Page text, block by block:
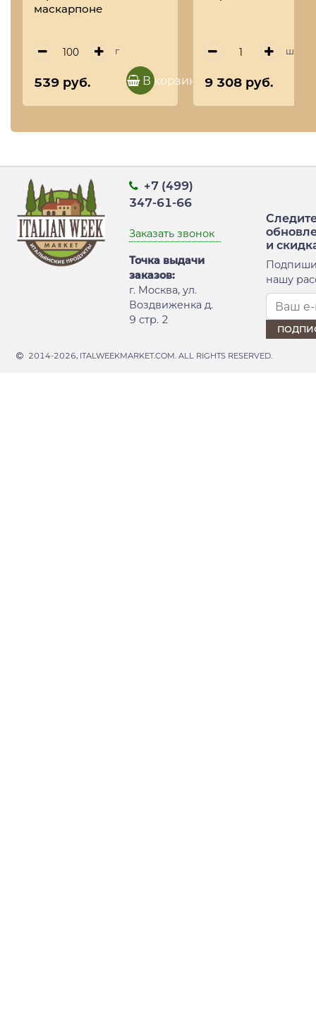
маскарпоне
г
539 руб. В корзину
шт
9 308 руб.
+7 (499)
347-61-66
Заказать звонок
Точка выдачи
заказов:
г. Москва, ул.
Воздвиженка д.
9 стр. 2
и
нашу
2014-2026, ITALWEEKMARKET.COM. ALL RIGHTS RESERVED.